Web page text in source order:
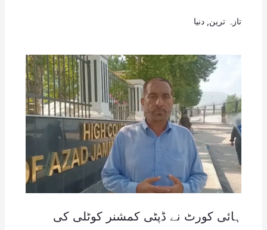
تازہ ترین دنیا
ہائی کورٹ نے ڈپٹی کمشنر کوٹلی کی